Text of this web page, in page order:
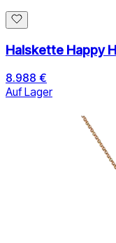
Halskette Happy
8.988 €
Auf Lager